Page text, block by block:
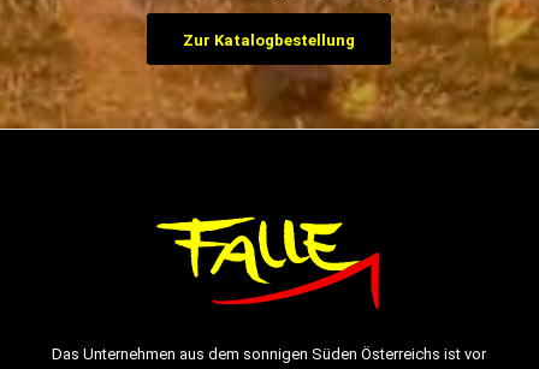
Zur Katalogbestellung
Das Unternehmen aus dem sonnigen Süden Österreichs ist vor